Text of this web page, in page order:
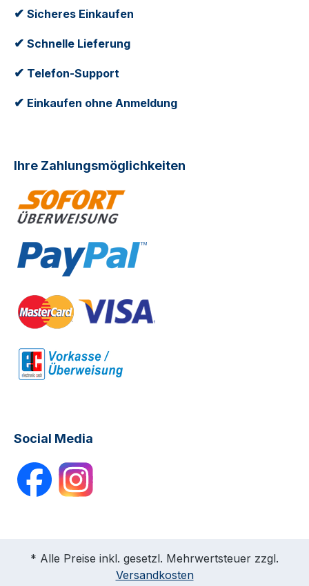
✔ Sicheres Einkaufen
✔ Schnelle Lieferung
✔ Telefon-Support
✔ Einkaufen ohne Anmeldung
Ihre Zahlungsmöglichkeiten
Social Media
* Alle Preise inkl. gesetzl. Mehrwertsteuer zzgl.
Versandkosten